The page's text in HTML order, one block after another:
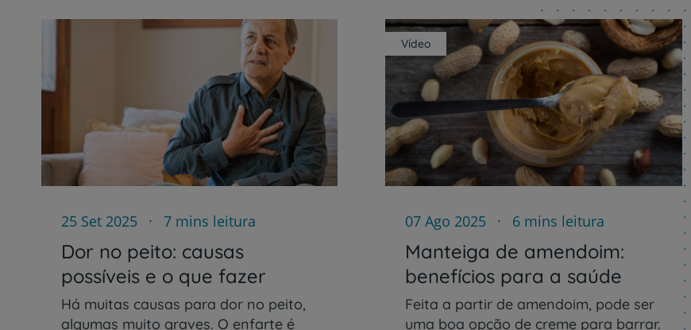
Clientes e acompanhantes
CUF Academic Center
Para profissionais
Sobre nós
25 Set 2025 7 mins leitura
Dor no peito: causas
possíveis e o que fazer
Há muitas causas para dor no peito,
algumas muito graves. O enfarte é
Vídeo
07 Ago 2025 6 mins leitura
Manteiga de amendoim:
benefícios para a saúde
Feita a partir de amendoim, pode ser
uma boa opção de creme para barrar.